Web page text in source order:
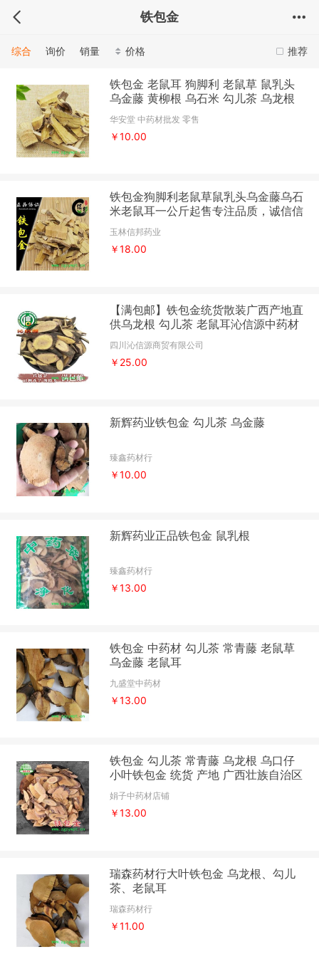
铁包金
推荐
综合 询价 销量 价格
铁包金 老鼠耳 狗脚利 老鼠草 鼠乳头
乌金藤 黄柳根 乌石米 勾儿茶 乌龙根
华安堂
华安堂 中药材批发 零售
￥10.00
铁包金狗脚利老鼠草鼠乳头乌金藤乌石
米老鼠耳一公斤起售专注品质，诚信信
邦！
玉林信邦药业
￥18.00
【满包邮】铁包金统货散装广西产地直
供乌龙根 勾儿茶 老鼠耳沁信源中药材
批发
四川沁信源商贸有限公司
￥25.00
新辉药业铁包金 勾儿茶 乌金藤
臻鑫药材行
￥10.00
新辉药业正品铁包金 鼠乳根
臻鑫药材行
￥13.00
铁包金 中药材 勾儿茶 常青藤 老鼠草
乌金藤 老鼠耳
九盛堂中药材
￥13.00
铁包金 勾儿茶 常青藤 乌龙根 乌口仔
小叶铁包金 统货 产地 广西壮族自治区
买好药找娟子
娟子中药材店铺
￥13.00
瑞森药材行大叶铁包金 乌龙根、勾儿
茶、老鼠耳
瑞森药材行
￥11.00